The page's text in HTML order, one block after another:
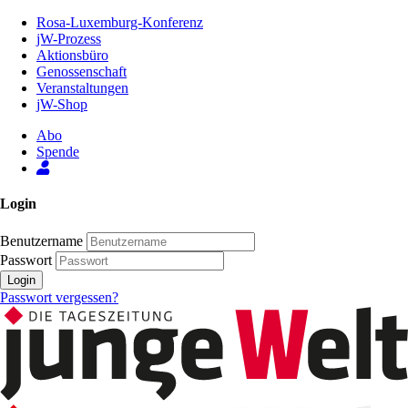
Inhalt
Seite
Rosa-Luxemburg-Konferenz
jW-Prozess
Aktionsbüro
Genossenschaft
Veranstaltungen
jW-Shop
Abo
Spende
Login
Benutzername
Passwort
Login
Passwort vergessen?